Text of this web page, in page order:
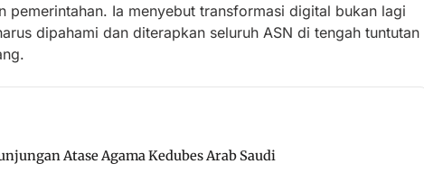
pemerintahan. Ia menyebut transformasi digital bukan lagi
dipahami dan diterapkan seluruh ASN di tengah tuntutan
Atase Agama Kedubes Arab Saudi